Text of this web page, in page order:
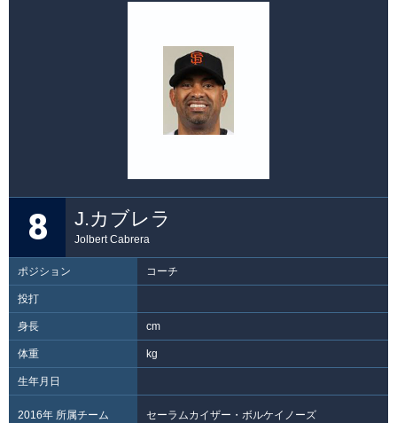
8 J.カブレラ
Jolbert Cabrera
ポジション コーチ
投打
身長 cm
体重 kg
生年月日
2016年 所属チーム セーラムカイザー・ボルケイノーズ